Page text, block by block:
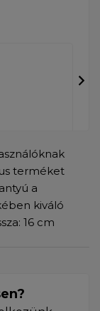
terméket
a
kiváló
16 cm